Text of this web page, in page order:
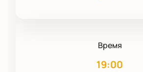
Время
19:00